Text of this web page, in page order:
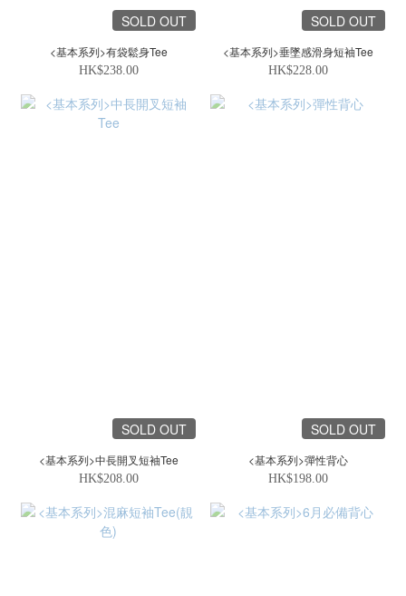
SOLD OUT
<基本系列>有袋鬆身Tee
HK$238.00
SOLD OUT
<基本系列>垂墜感滑身短袖Tee
HK$228.00
SOLD OUT
<基本系列>中長開叉短袖Tee
HK$208.00
SOLD OUT
<基本系列>彈性背心
HK$198.00